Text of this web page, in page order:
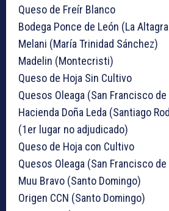
Queso de Freír Blanco
Bodega Ponce de León (La
Melani (María Trinidad Sánchez)
Madelin (Montecristi)
Queso de Hoja Sin Cultivo
Quesos Oleaga (San Francisco
Hacienda Doña Leda (Santiago
(1er lugar no adjudicado)
Queso de Hoja con Cultivo
Quesos Oleaga (San Francisco
Muu Bravo (Santo Domingo)
Origen CCN (Santo Domingo)